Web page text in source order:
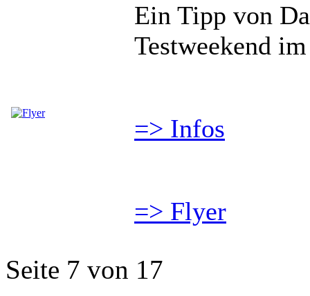
Ein Tipp von
Testweekend
=> Infos
=> Flyer
Seite 7 von 17